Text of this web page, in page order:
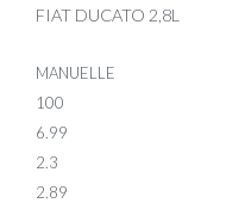
FIAT DUCATO 2,8L
MANUELLE
100
6.99
2.3
2.89